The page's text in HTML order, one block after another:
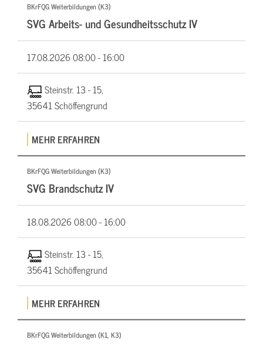
BKrFQG Weiterbildungen (K3)
SVG Arbeits- und Gesundheitsschutz IV
17.08.202608:00 - 16:00
Steinstr. 13 - 15,
35641 Schöffengrund
MEHR ERFAHREN
BKrFQG Weiterbildungen (K3)
SVG Brandschutz IV
18.08.202608:00 - 16:00
Steinstr. 13 - 15,
35641 Schöffengrund
MEHR ERFAHREN
BKrFQG Weiterbildungen (K1, K3)